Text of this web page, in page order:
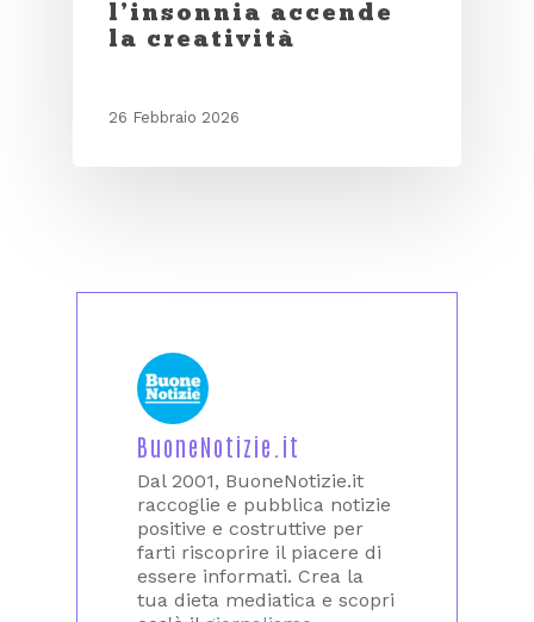
l’insonnia accende
la creatività
26 Febbraio 2026
BuoneNotizie.it
Dal 2001, BuoneNotizie.it
raccoglie e pubblica notizie
positive e costruttive per
farti riscoprire il piacere di
essere informati. Crea la
tua dieta mediatica e scopri